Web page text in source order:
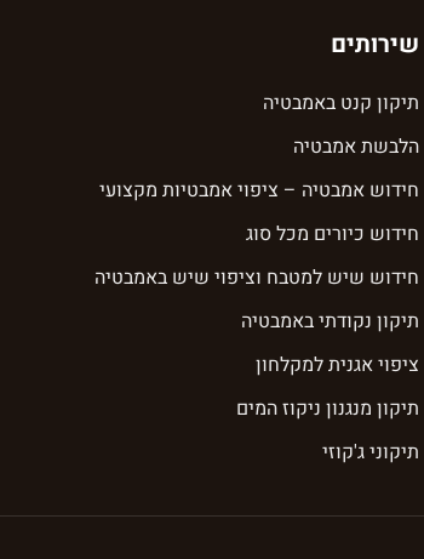
שירותים
תיקון קנט באמבטיה
הלבשת אמבטיה
חידוש אמבטיה – ציפוי אמבטיות מקצועי
חידוש כיורים מכל סוג
חידוש שיש למטבח וציפוי שיש באמבטיה
תיקון נקודתי באמבטיה
ציפוי אגנית למקלחון
תיקון מנגנון ניקוז המים
תיקוני ג'קוזי